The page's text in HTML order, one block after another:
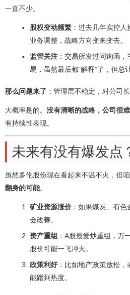
一直不少。
股权变动频繁 ：过去几年实控
业务调整，战略方向变来变去。
监管关注 ：交易所发过问询函
易，虽然最后都“解释”了，但总
那么问题来了 ：管理层不稳定，对公司
大概率是的。 没有清晰的战略，公司很
有持续性表现。
未来有没有爆发点
虽然多伦股份现在看起来不温不火，但
翻身的可能。
矿业资源涨价 ：如果煤炭、有
会改善。
资产重组 ：A股最爱炒重组，万
股价可能一飞冲天。
政策利好 ：比如地产政策放松
能蹭到热度。